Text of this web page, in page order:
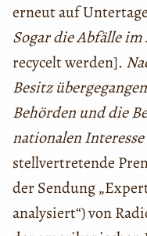
erneut auf
Sogar die Abfälle im
recycelt werden].
Besitz
Behörden und die
nationalen
stellvertretende
der Sendung
analysiert“) von